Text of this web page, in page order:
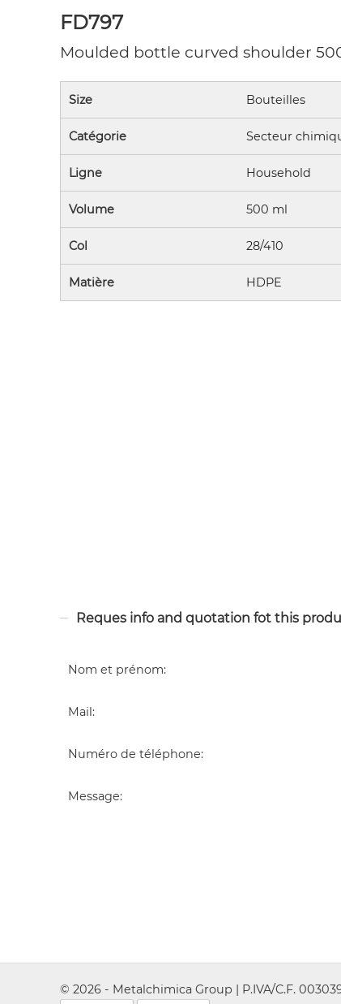
FD797
Moulded bottle curved shoulder
Size Bouteilles
Catégorie Secteur
Ligne Household
Volume 500 ml
Col 28/410
Matière HDPE
Reques info and quotation fot this
Nom et prénom:
Mail:
Numéro de téléphone:
Message:
© 2026 - Metalchimica Group | P.IVA/C.F.